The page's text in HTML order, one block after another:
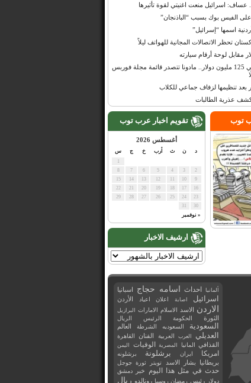
عساف: اسرائيل منعت اغنيتي لقوة تأثيرها
على الفيس بوك بسبب “الباذنجان”
اسمها “إسرائيل”
تحظر الاتصالات المجانية للهواتف ليلاً
بإيرادات قدرت بحوالي 125 مليون دولار.. مادونا تتصدر قائمة مجلة فوربس
بعد تنظيمها لزفاف جماعي للكلاب
عذرية الطالبات
تقويم اخبار عرب توب
أغسطس 2026
د ن ث أرب خ ج س
« نوفمبر
2
3
4
5
6
7
8
9
10
12
13
14
15
16
17
18
19
20
21
22
23
24
25
26
27
28
29
30
31
ارشيف الاخبار
توب
ألمانيا احداث اسامه حجاج اسبانيا
اسرائيل اصابة اعلان اعياد الأردن
الاردن الاسد الاسلام الامارات البرازيل
الثورة الحكومة الرئيس الريال
السعودية السعوديه الشرطة العالم
العديلي العرب العربية الفنان القاهرة
القذافي المانيا المصرية الوفيات اليمن
امريكا ايران برشلونة برشلونه
بريطانيا بشار الاسد تويتر ثورة جوجل
حدث في مثل هذا اليوم خبر
دمشق
دولار
رئيس رمضان روسيا رونالدو ريال